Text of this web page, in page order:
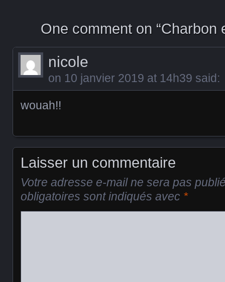
One comment on “Charbon
nicole
on 10 janvier 2019 at 14h39 said:
wouah!!
Laisser un commentaire
Votre adresse e-mail ne sera pas
obligatoires sont indiqués avec *